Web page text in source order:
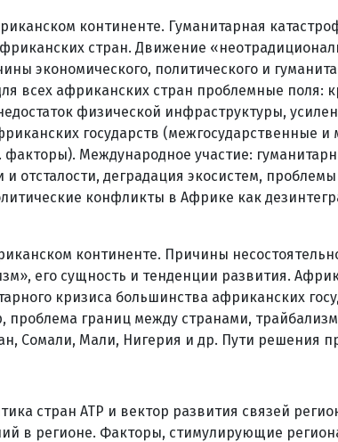
континенте. Гуманитарная
стран. Движение
экономического, политического и
всех африканских стран проблемные поля:
физической инфраструктуры,
государств (межгосударственные
Международное участие:
отсталости, деградация экосистем,
конфликты в Африке как
континенте. Причины
его сущность и тенденции развития.
кризиса большинства африканских
границ между странами,
Сомали, Мали, Нигерия и др. Пути решения
стран АТР и вектор развития связей
в регионе. Факторы, стимулирующие